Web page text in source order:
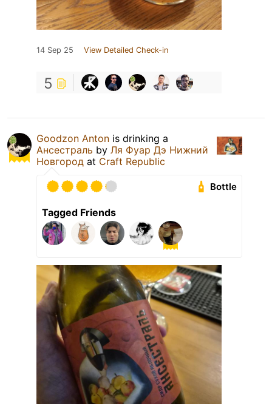
14 Sep 25 View Detailed Check-in
5
Goodzon Anton is drinking a
Ансестраль by Ля Фуар Дэ Нижний
Новгород at Craft Republic
Bottle
Tagged Friends